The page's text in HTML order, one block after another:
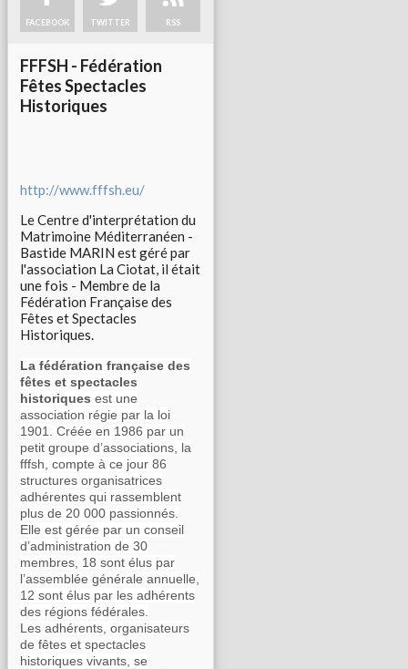
FACEBOOK TWITTER RSS
FFFSH - Fédération
Fêtes Spectacles
Historiques
http://www.fffsh.eu/
Le Centre d'interprétation du
Matrimoine Méditerranéen -
Bastide MARIN est géré par
l'association La Ciotat, il était
une fois - Membre de la
Fédération Française des
Fêtes et Spectacles
Historiques.
La fédération française des
fêtes et spectacles
historiques est une
association régie par la loi
1901. Créée en 1986 par un
petit groupe d’associations, la
fffsh, compte à ce jour 86
structures organisatrices
adhérentes qui rassemblent
plus de 20 000 passionnés.
Elle est gérée par un conseil
d’administration de 30
membres, 18 sont élus par
l’assemblée générale annuelle,
12 sont élus par les adhérents
des régions fédérales.
Les adhérents, organisateurs
de fêtes et spectacles
historiques vivants, se